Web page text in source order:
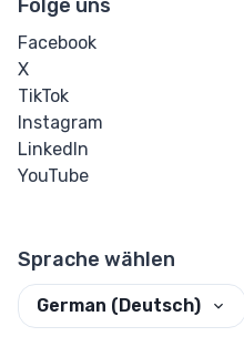
Folge uns
Facebook
X
TikTok
Instagram
LinkedIn
YouTube
Sprache wählen
German (Deutsch)